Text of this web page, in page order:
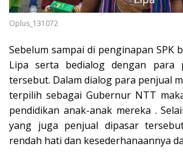
Oplus_131072
Sebelum sampai di penginapan SPK
Lipa serta bedialog dengan para
tersebut. Dalam dialog para penjual
terpilih sebagai Gubernur NTT
pendidikan anak-anak mereka .
yang juga penjual dipasar
rendah hati dan kesederhanaannya